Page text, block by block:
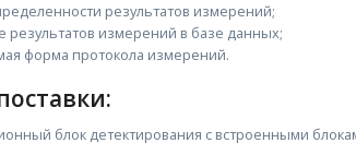
результатов измерений;
измерений в базе данных;
форма протокола измерений.
блок детектирования c встроенными